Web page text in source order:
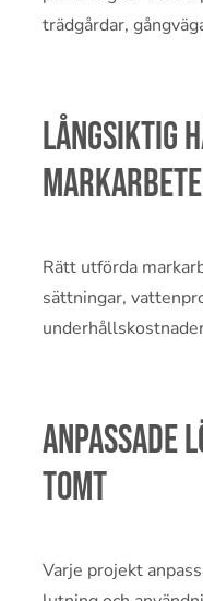
trädgårdar,
Långsiktig
Rätt utförda
sättningar,
tomt
Varje projekt